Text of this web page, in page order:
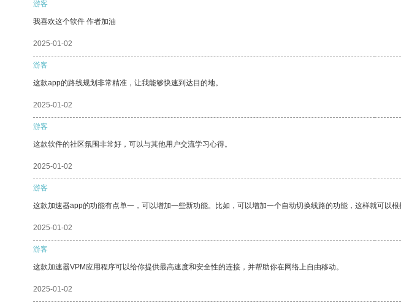
游客
我喜欢这个软件 作者加油
2025-01-02
游客
这款app的路线规划非常精准，让我能够快速到达目的地。
2025-01-02
游客
这款软件的社区氛围非常好，可以与其他用户交流学习心得。
2025-01-02
游客
这款加速器app的功能有点单一，可以增加一些新功能。比如，可以增加一个自动切换线路的功能，这样就可以
2025-01-02
游客
这款加速器VPM应用程序可以给你提供最高速度和安全性的连接，并帮助你在网络上自由移动。
2025-01-02